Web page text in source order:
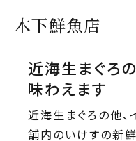
木下鮮魚店
近海生まぐろ
味わえます
近海生まぐろの他
舗内のいけすの新